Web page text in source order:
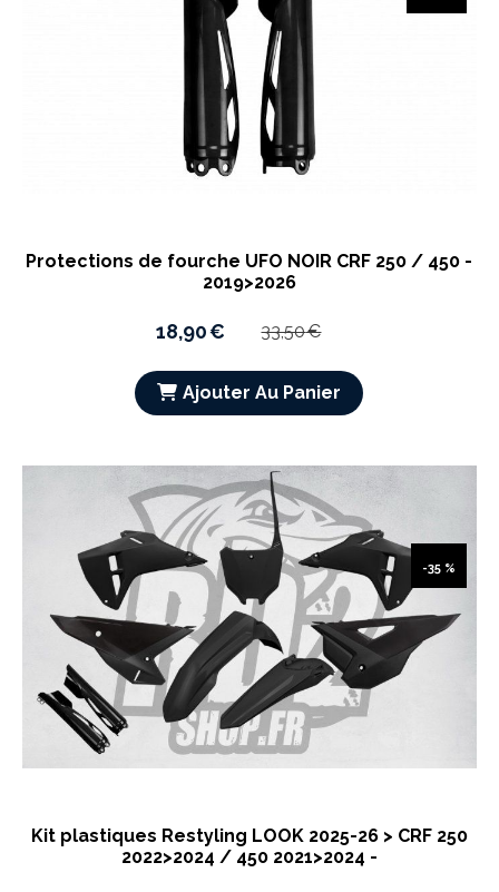
Protections de fourche UFO NOIR CRF 250 / 450 -
2019>2026
18,90€ 33,50€
Ajouter Au Panier
-35 %
Kit plastiques Restyling LOOK 2025-26 > CRF 250
2022>2024 / 450 2021>2024 -